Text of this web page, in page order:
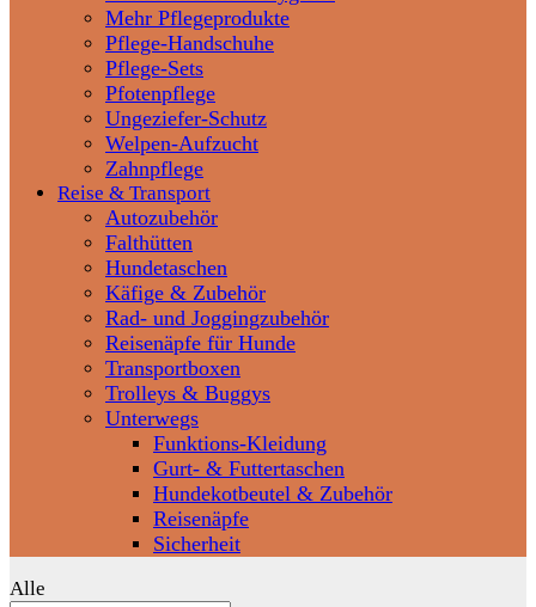
Mehr Pflegeprodukte
Pflege-Handschuhe
Pflege-Sets
Pfotenpflege
Ungeziefer-Schutz
Welpen-Aufzucht
Zahnpflege
Reise & Transport
Autozubehör
Falthütten
Hundetaschen
Käfige & Zubehör
Rad- und Joggingzubehör
Reisenäpfe für Hunde
Transportboxen
Trolleys & Buggys
Unterwegs
Funktions-Kleidung
Gurt- & Futtertaschen
Hundekotbeutel & Zubehör
Reisenäpfe
Sicherheit
Alle